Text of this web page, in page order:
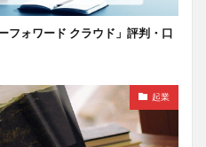
フォワード クラウド」評判・口
起業